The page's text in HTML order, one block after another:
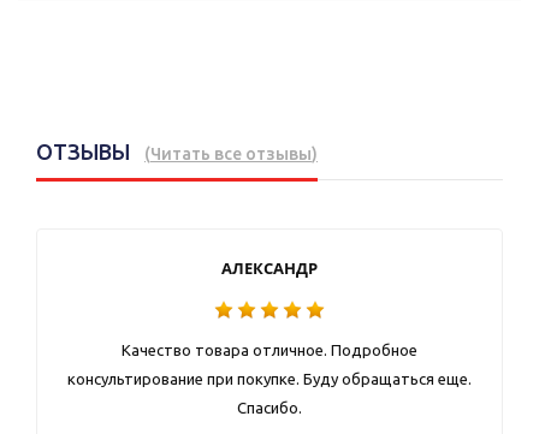
ОТЗЫВЫ (Читать все отзывы)
АЛЕКСАНДР
Качество товара отличное. Подробное
консультирование при покупке. Буду обращаться еще.
Спасибо.